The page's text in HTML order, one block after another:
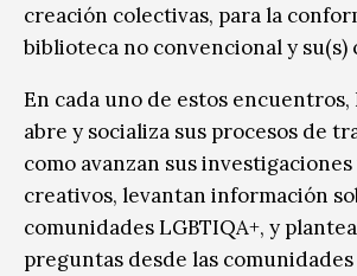
creación colectivas, para la
biblioteca no convencional y su(s)
En cada uno de estos
abre y socializa sus procesos de
como avanzan sus
creativos, levantan información
comunidades LGBTIQA+, y
preguntas desde las